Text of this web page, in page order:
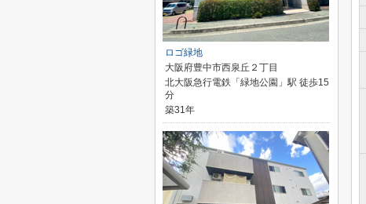
ロゴ緑地
大阪府豊中市西泉丘２丁目
北大阪急行電鉄「緑地公園」駅 徒歩15
分
築31年